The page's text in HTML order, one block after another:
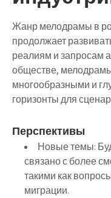
Жанр мелодрамы в
продолжает
реалиям и запросам
обществе,
многообразными и
горизонты для
Перспективы
Новые темы:
связано с более
такими как
миграции.